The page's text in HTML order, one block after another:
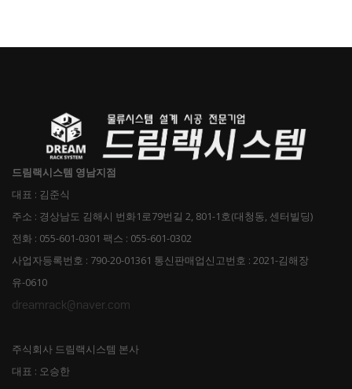
드림랙시스템 영남지점
대표 : 김준식
주소 : 경상남도 김해시 번화1로79번길 2, 801-1호(대청동, 센터빌딩)
전화 : 055-601-0301 팩스 : 055-601-0302
사업자등록번호 : 790-20-01361 통신판매업신고번호 : 2021-김해장
유-0610
dreamrack@naver.com
주식회사 드림랙시스템 본사
대표 : 오승한